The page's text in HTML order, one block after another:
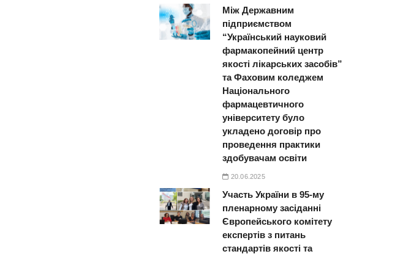
Між Державним
підприємством
“Український науковий
фармакопейний центр
якості лікарських засобів”
та Фаховим коледжем
Національного
фармацевтичного
університету було
укладено договір про
проведення практики
здобувачам освіти
20.06.2025
Участь України в 95-му
пленарному засіданні
Європейського комітету
експертів з питань
стандартів якості та